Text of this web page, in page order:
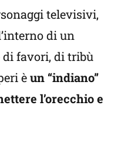
televisivi,
di un
di favori, di tribù
èun “indiano”
l’orecchio e